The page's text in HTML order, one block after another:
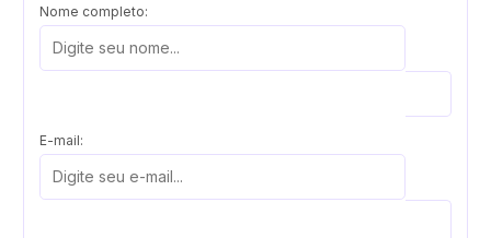
Nome completo:
E-mail: